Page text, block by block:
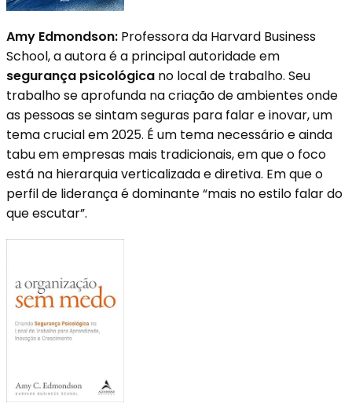
Amy Edmondson: Professora da Harvard Business
School, a autora é a principal autoridade em
segurança psicológica no local de trabalho. Seu
trabalho se aprofunda na criação de ambientes onde
as pessoas se sintam seguras para falar e inovar, um
tema crucial em 2025. É um tema necessário e ainda
tabu em empresas mais tradicionais, em que o foco
está na hierarquia verticalizada e diretiva. Em que o
perfil de liderança é dominante “mais no estilo falar do
que escutar”.